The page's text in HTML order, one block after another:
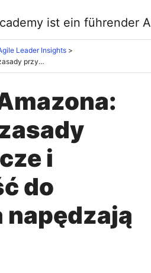
Leader Insights
Lekcje z Amazona: jak silne zasady przywódcze i skłonność do działania napędzają sukces
i
do
napędzają